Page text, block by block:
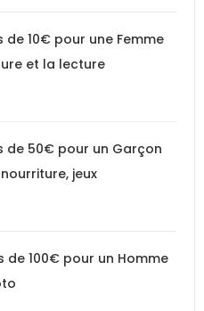
10€ pour une Femme
et la lecture
de 50€ pour un Garçon
jeux
de 100€ pour un Homme